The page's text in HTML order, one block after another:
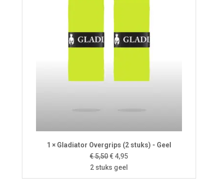
1 × Gladiator Overgrips (2 stuks) - Geel
€5,50Oorspronkelijke
prijs
was:
€4,95Huidige
is:
2 stuks geel